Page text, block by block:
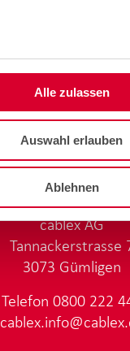
Alle zulassen
Auswahl erlauben
Ablehnen
cablex AG
Tannackerstrasse
3073 Gümligen
Telefon 0800 222